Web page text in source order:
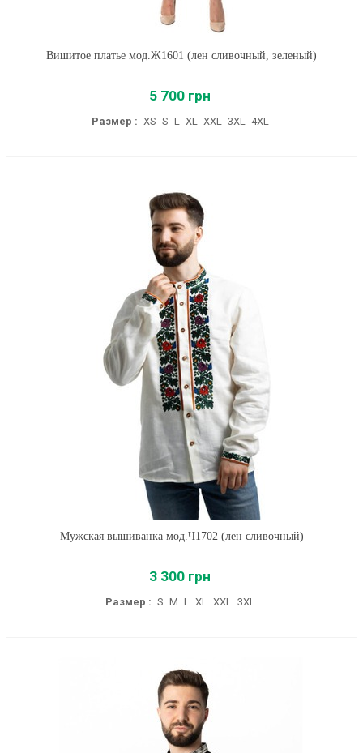
Вишитое платье мод.Ж1601 (лен сливочный, зеленый)
5 700 грн
Размер : XS S L XL XXL 3XL 4XL
Мужская вышиванка мод.Ч1702 (лен сливочный)
3 300 грн
Размер : S M L XL XXL 3XL